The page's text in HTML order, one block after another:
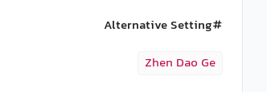
Alternative Setting
Zhen Dao Ge